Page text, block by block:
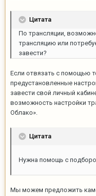
Цитата
По трансляции,
трансляцию или
завести?
Если отвязать с помощью
предустановленные
завести свой личный
возможность настройки
Облако».
Цитата
Нужна помощь с
Мы можем предложить